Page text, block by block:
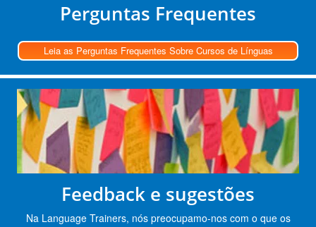
Perguntas Frequentes
Leia as Perguntas Frequentes Sobre Cursos de Línguas
Feedback e sugestões
Na Language Trainers, nós preocupamo-nos com o que os